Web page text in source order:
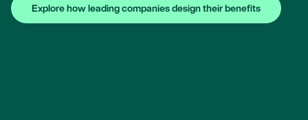
Explore how leading companies design their benefits